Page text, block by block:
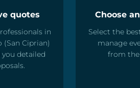
quotes
in
(San Ciprian)
detailed
Choose
Select the
manage
from the